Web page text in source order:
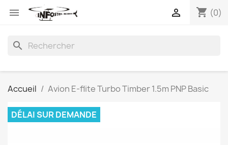
 shopping_cart (0)

search
Accueil Avion E-flite Turbo Timber 1.5m PNP Basic
DÉLAI SUR DEMANDE